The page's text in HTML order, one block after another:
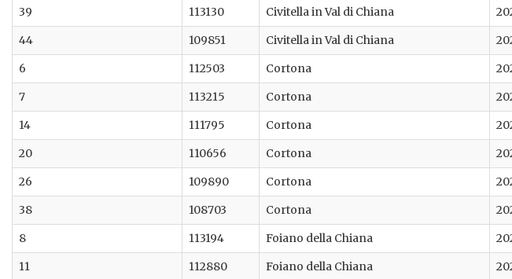
39
113130 Civitella in Val di Chiana
44
109851 Civitella in Val di Chiana
6
112503 Cortona
7
113215 Cortona
14
111795 Cortona
20
110656 Cortona
26
109890 Cortona
38
108703 Cortona
8
113194 Foiano della Chiana
11
112880 Foiano della Chiana